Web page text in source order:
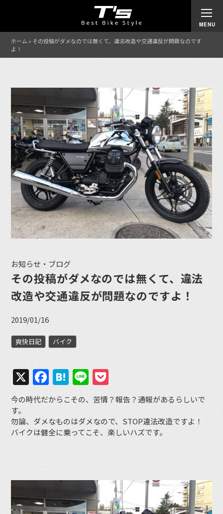
ホーム » その投稿がダメなのでは無くて、違法改造や交通違反が問題なのです
よ！
お知らせ・ブログ
その投稿がダメなのでは無くて、違法
改造や交通違反が問題なのですよ！
2019/01/16
爽快日記 バイク
X Facebook
Hatena
Line
今の時代だからこその、苦情？報告？通報があるらしいで
す。
勿論、ダメなものはダメなので、STOP違法改造ですよ！
バイクは健全に乗ってこそ、楽しいハズです。